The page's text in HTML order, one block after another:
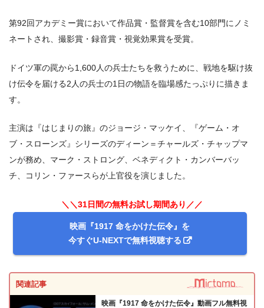
第92回アカデミー賞において作品賞・監督賞を含む10部門にノミ
ネートされ、撮影賞・録音賞・視覚効果賞を受賞。
ドイツ軍の罠から1,600人の兵士たちを救うために、戦地を駆け抜
け伝令を届ける2人の兵士の1日の物語を臨場感たっぷりに描きま
す。
主演は『はじまりの旅』のジョージ・マッケイ、『ゲーム・オ
ブ・スローンズ』シリーズのディーン＝チャールズ・チャップマ
ンが務め、マーク・ストロング、ベネディクト・カンバーバッ
チ、コリン・ファースらが上官役を演じました。
＼＼31日間の無料お試し期間あり／／
映画『1917 命をかけた伝令』を
今すぐU-NEXTで無料視聴する
関連記事
映画『1917 命をかけた伝令』動画フル無料視